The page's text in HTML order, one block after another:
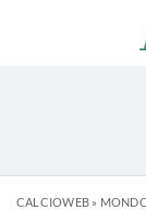
CALCIOWEB»